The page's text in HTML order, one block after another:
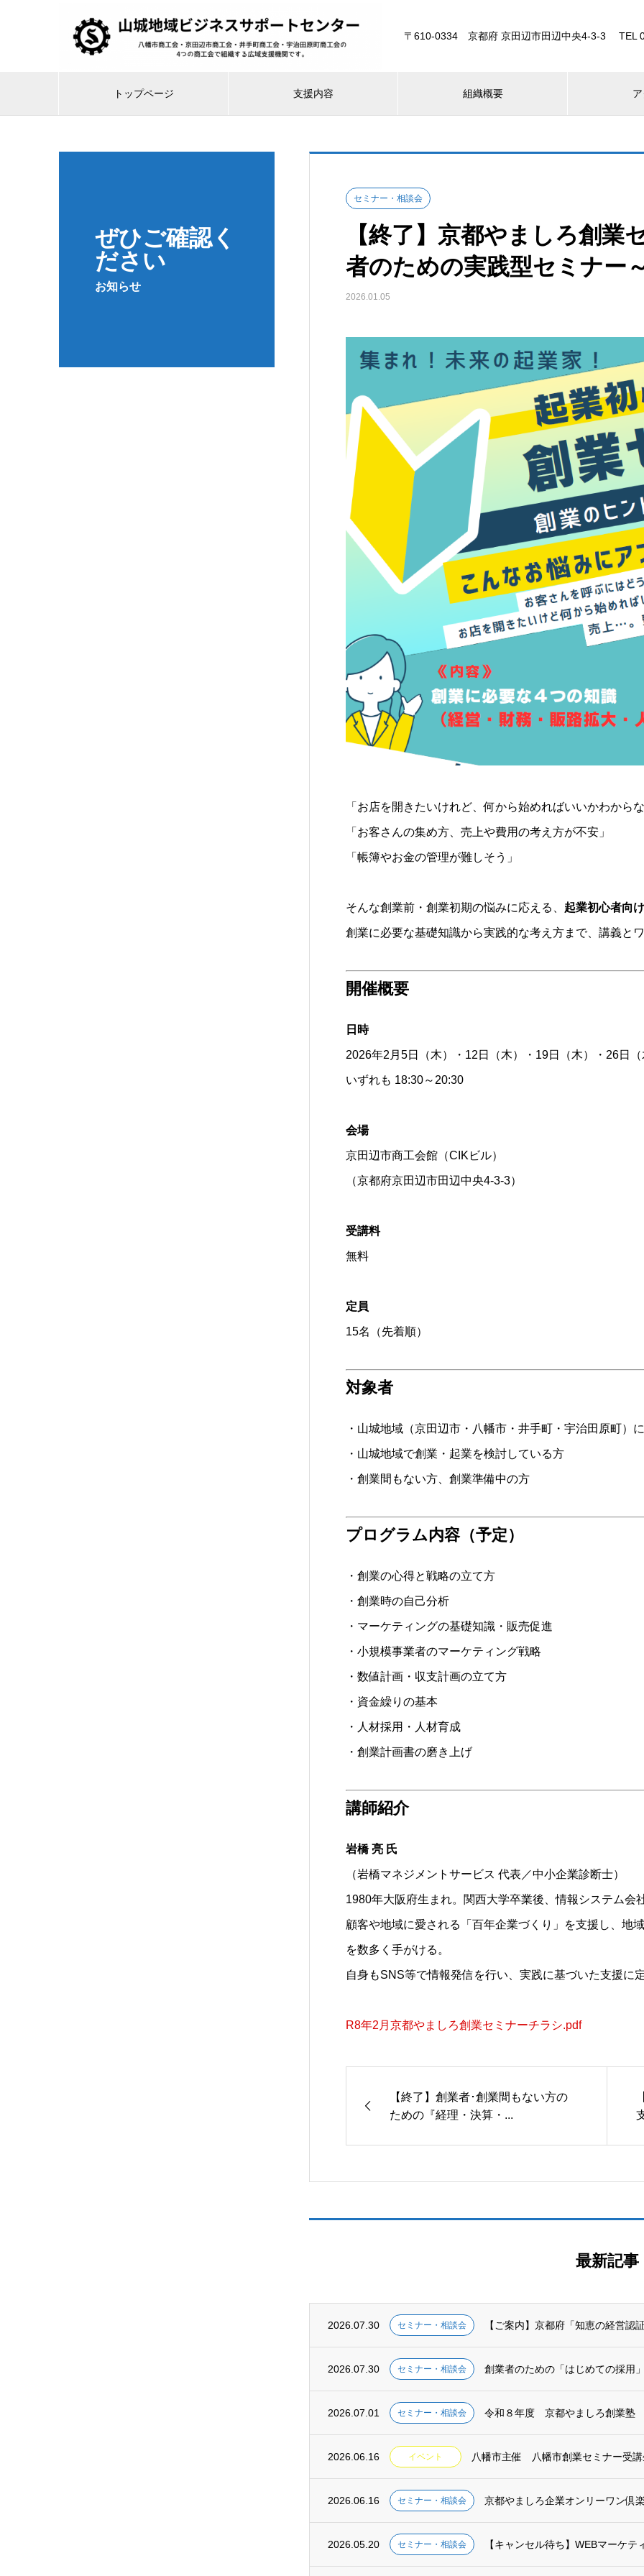
〒610-0334 京都府 京田辺市田辺中央4-3-3 TEL
トップページ 支援内容 組織概要
ぜひご確認く
ださい
お知らせ
セミナー・相談会
【終了】京都やましろ創
者のための実践型セミナー
2026.01.05
「お店を開きたいけれど、何から始めればいいかわから
「お客さんの集め方、売上や費用の考え方が不安」
「帳簿やお金の管理が難しそう」
そんな創業前・創業初期の悩みに応える、 起業初心者向
創業に必要な基礎知識から実践的な考え方まで、講義と
開催概要
日時
2026年2月5日（木）・12日（木）・19日（木）・26日
いずれも 18:30～20:30
会場
京田辺市商工会館（CIKビル）
（京都府京田辺市田辺中央4-3-3）
受講料
無料
定員
15名（先着順）
対象者
・山城地域（京田辺市・八幡市・井手町・宇治田原町）
・山城地域で創業・起業を検討している方
・創業間もない方、創業準備中の方
プログラム内容（予定）
・創業の心得と戦略の立て方
・創業時の自己分析
・マーケティングの基礎知識・販売促進
・小規模事業者のマーケティング戦略
・数値計画・収支計画の立て方
・資金繰りの基本
・人材採用・人材育成
・創業計画書の磨き上げ
講師紹介
岩橋 亮 氏
（岩橋マネジメントサービス 代表／中小企業診断士）
1980年大阪府生まれ。関西大学卒業後、情報システム会
顧客や地域に愛される「百年企業づくり」を支援し、地
を数多く手がける。
自身もSNS等で情報発信を行い、実践に基づいた支援に
R8年2月京都やましろ創業セミナーチラシ.pdf
【終了】創業者･創業間もない方の
ための『経理・決算・...
最新記事
2026.07.30 セミナー・相談会 【ご案内】京都府「知恵の経営認
2026.07.30 セミナー・相談会 創業者のための「はじめての採用
2026.07.01 セミナー・相談会 令和８年度 京都やましろ創業塾
2026.06.16 イベント 八幡市主催 八幡市創業セミナー受講
2026.06.16 セミナー・相談会 京都やましろ企業オンリーワン倶
2026.05.20 セミナー・相談会 【キャンセル待ち】WEBマーケテ